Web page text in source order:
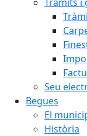
Seu
Begues
El
Història